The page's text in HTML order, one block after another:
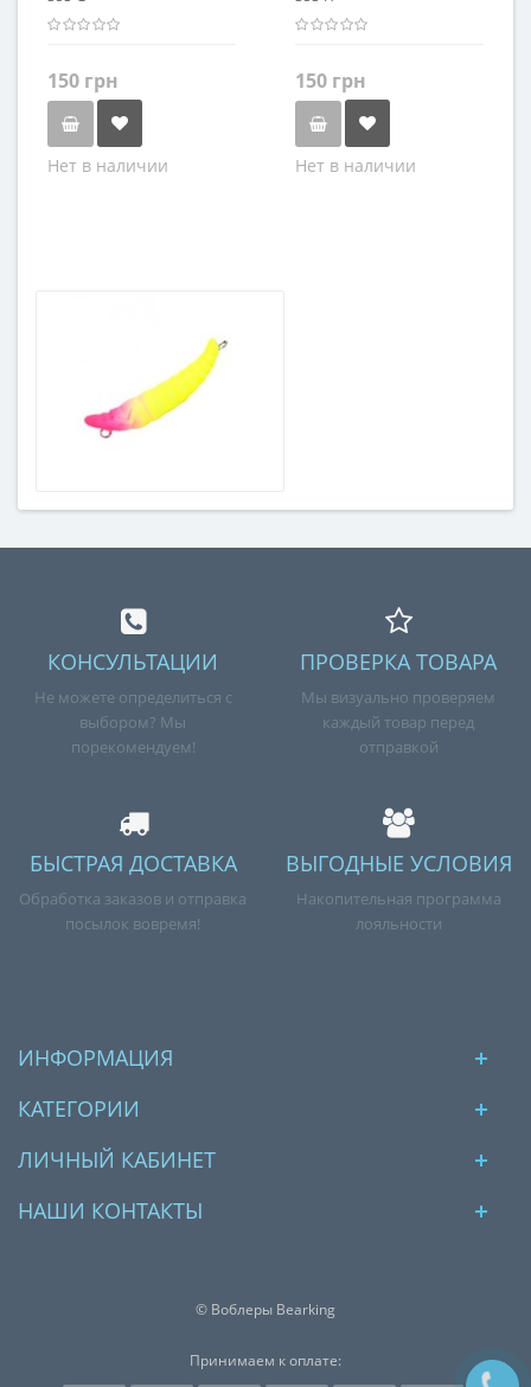
150 грн
Нет в наличии
150 грн
Нет в наличии
КОНСУЛЬТАЦИИ
Не можете определиться с
выбором? Мы
порекомендуем!
ПРОВЕРКА ТОВАРА
Мы визуально проверяем
каждый товар перед
отправкой
БЫСТРАЯ ДОСТАВКА
Обработка заказов и отправка
посылок вовремя!
ВЫГОДНЫЕ УСЛОВИЯ
Накопительная программа
лояльности
ИНФОРМАЦИЯ
КАТЕГОРИИ
ЛИЧНЫЙ КАБИНЕТ
НАШИ КОНТАКТЫ
© Воблеры Bearking
Принимаем к оплате: